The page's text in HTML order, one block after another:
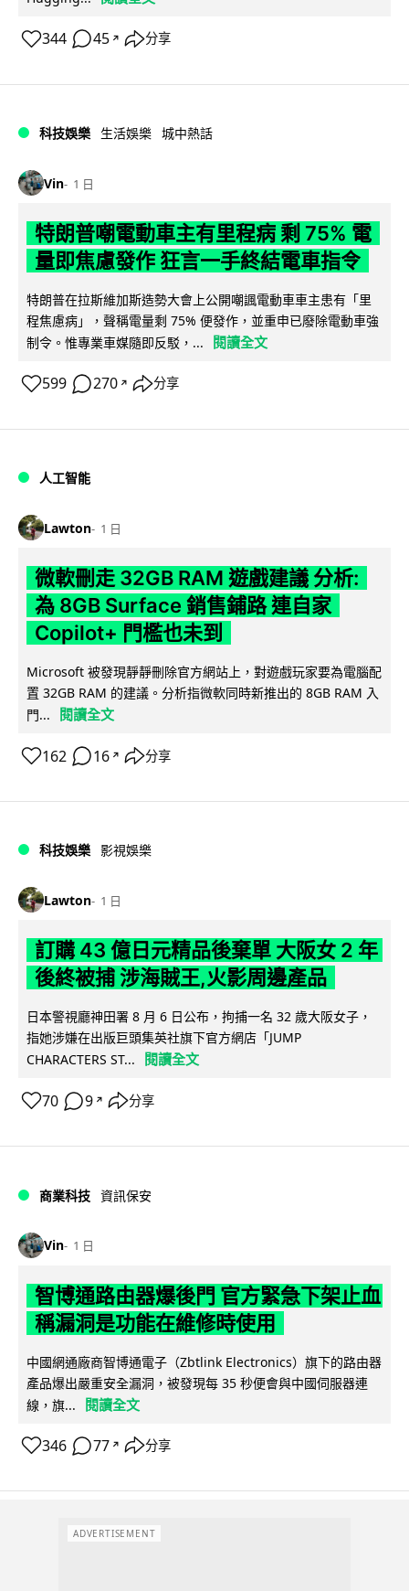
344 45 ↗ 分享
科技娛樂 生活娛樂 城中熱話
Vin 1 日
特朗普嘲電動車主有里程病 剩 75% 電
量即焦慮發作 狂言一手終結電車指令
特朗普在拉斯維加斯造勢大會上公開嘲諷電動車車主患有「里
程焦慮病」，聲稱電量剩 75% 便發作，並重申已廢除電動車強
制令。惟專業車媒隨即反駁，...
閱讀全文
599 270 ↗ 分享
人工智能
Lawton 1 日
微軟刪走 32GB RAM 遊戲建議 分析:
為 8GB Surface 銷售鋪路 連自家
Copilot+ 門檻也未到
Microsoft 被發現靜靜刪除官方網站上，對遊戲玩家要為電腦配
置 32GB RAM 的建議。分析指微軟同時新推出的 8GB RAM 入
門...
閱讀全文
162 16 ↗ 分享
科技娛樂 影視娛樂
Lawton 1 日
訂購 43 億日元精品後棄單 大阪女 2 年
後終被捕 涉海賊王,火影周邊產品
日本警視廳神田署 8 月 6 日公布，拘捕一名 32 歲大阪女子，
指她涉嫌在出版巨頭集英社旗下官方網店「JUMP
CHARACTERS ST...
閱讀全文
70 9 ↗ 分享
商業科技 資訊保安
Vin 1 日
智博通路由器爆後門 官方緊急下架止血
稱漏洞是功能在維修時使用
中國網通廠商智博通電子（Zbtlink Electronics）旗下的路由器
產品爆出嚴重安全漏洞，被發現每 35 秒便會與中國伺服器連
線，旗...
閱讀全文
346 77 ↗ 分享
ADVERTISEMENT